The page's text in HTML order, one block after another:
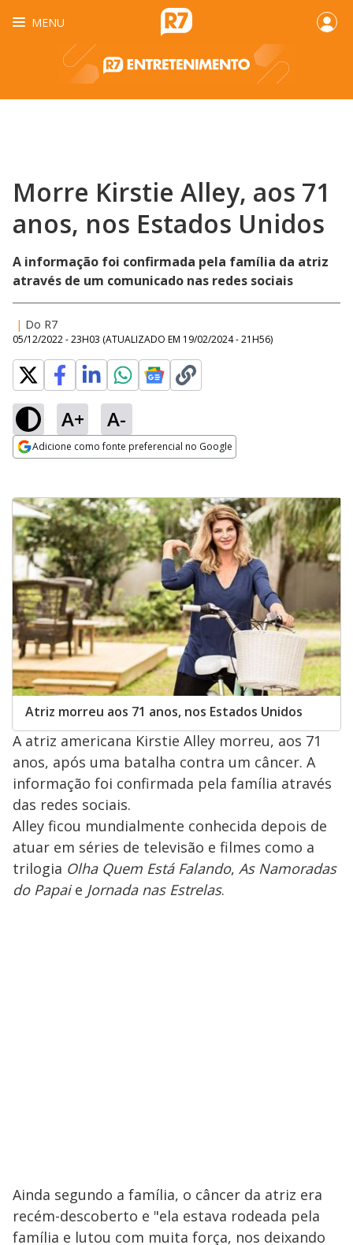
MENU
Morre Kirstie Alley, aos 71
anos, nos Estados Unidos
A informação foi confirmada pela família da atriz
através de um comunicado nas redes sociais
| Do R7
05/12/2022 - 23H03 (ATUALIZADO EM 19/02/2024 - 21H56)
A+ A-
Adicione como fonte preferencial no Google
Atriz morreu aos 71 anos, nos Estados Unidos
A atriz americana Kirstie Alley morreu, aos 71
anos, após uma batalha contra um câncer. A
informação foi confirmada pela família através
das redes sociais.
Alley ficou mundialmente conhecida depois de
atuar em séries de televisão e filmes como a
trilogia Olha Quem Está Falando, As Namoradas
do Papaie Jornada nas Estrelas.
Ainda segundo a família, o câncer da atriz era
recém-descoberto e "ela estava rodeada pela
família e lutou com muita força, nos deixando